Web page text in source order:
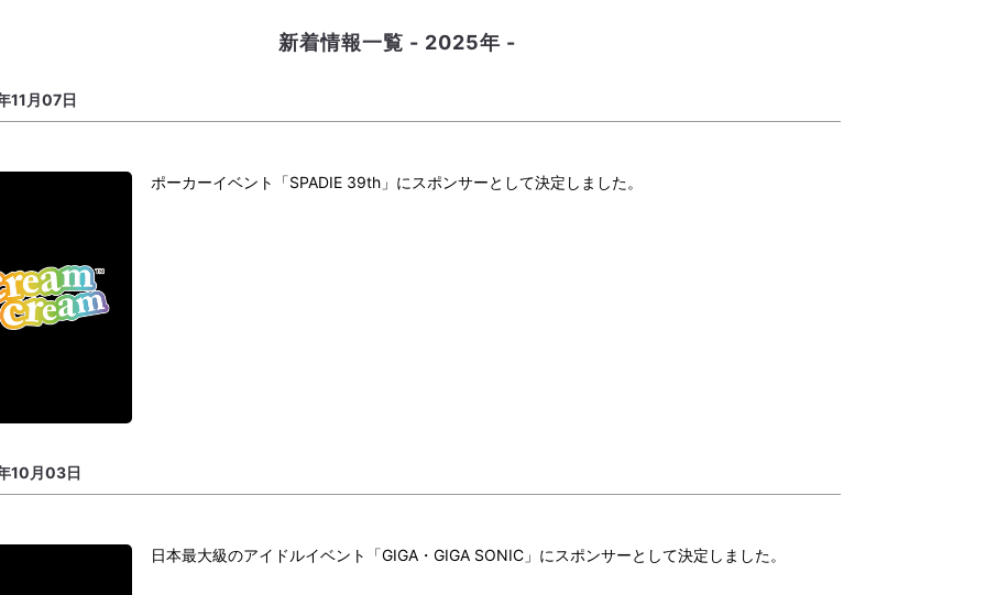
新着情報一覧 - 2025年 -
11月07日
ポーカーイベント「SPADIE 39th」にスポンサーとして決定しました。
10月03日
日本最大級のアイドルイベント「GIGA・GIGA SONIC」にスポンサーとして決定しました。